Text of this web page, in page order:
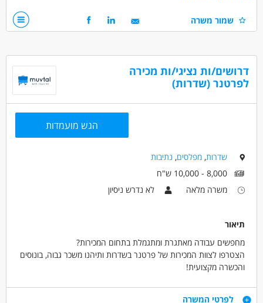
תינתן הדרכה מקצועית קבועה.
מענק חתימה של 2,000 ש"ח!!
אופציות פיתוח וקידום
סבסוד לימודים לתואר טיפולי
תואר ראשון או שני בעבודה סוציאלית/ סטודנטים שנה ג' לעבודה
סוציאלית - חובה
דרושים בתחום
רפואה /רפואה אלטרנטיבית - בריאות הנפש
מאפייני משרה
עד שנה ניסיון
משרה מלאה
שמור משרה
דרושים/ות נציגי/ות מכירה
לפרטנר (שדרות)
הגש מועמדות
שדרות,מפלסים, נתיבות
8,000 - 10,000 ש"ח
משרה מלאה
לא נדרש ניסיון
תיאור
מחפשים עבודה מאתגרת ומתגמלת בתחום המכירות?
הצטרפו לצוות המכירות של פרטנר בשדרות ותיהנו משכר גבוה, בונוסים
והכשרה מקצועית!
דרישות
לפרטי המשרה